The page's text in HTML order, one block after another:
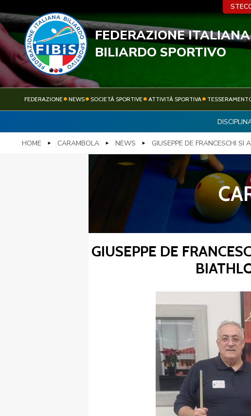
FIBISCUOLA-
STECCA
Cookie Policy Cerca Mappa
FEDERAZIONE ITALIANA
BILIARDO SPORTIVO
FEDERAZIONE NEWS SOCIETÀ SPORTIVE ATTIVITÀ SPORTIVA
HOME CARAMBOLA NEWS GIUSEPPE DE FRANCESCHI
GIUSEPPE DE